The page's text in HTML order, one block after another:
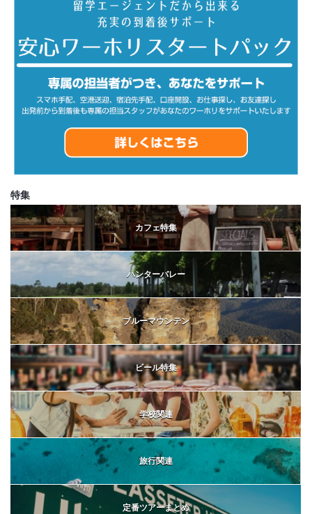
特集
カフェ特集
ハンターバレー
ブルーマウンテン
ビール特集
学校関連
旅行関連
定番ツアーまとめ